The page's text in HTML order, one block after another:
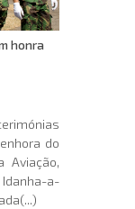
honra
do
Aviação,
a-